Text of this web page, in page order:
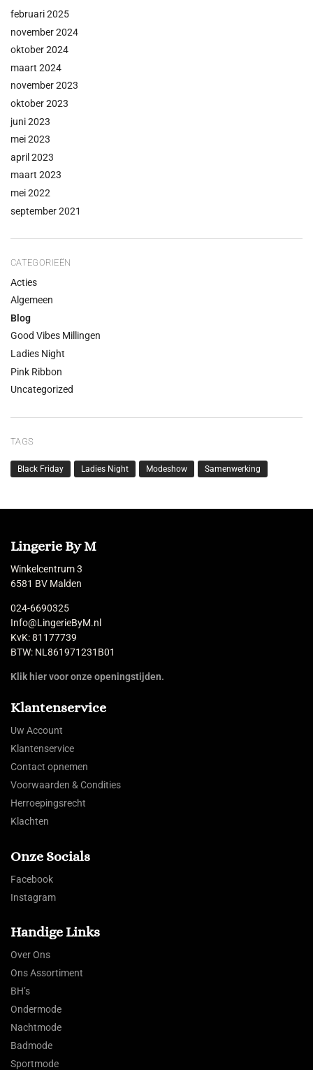
februari 2025
november 2024
oktober 2024
maart 2024
november 2023
oktober 2023
juni 2023
mei 2023
april 2023
maart 2023
mei 2022
september 2021
CATEGORIEËN
Acties
Algemeen
Blog
Good Vibes Millingen
Ladies Night
Pink Ribbon
Uncategorized
TAGS
Black Friday Ladies Night Modeshow Samenwerking
Lingerie By M
Winkelcentrum 3
6581 BV Malden
024-6690325
Info@LingerieByM.nl
KvK: 81177739
BTW: NL861971231B01
Klik hier voor onze openingstijden.
Klantenservice
Uw Account
Klantenservice
Contact opnemen
Voorwaarden & Condities
Herroepingsrecht
Klachten
Onze Socials
Facebook
Instagram
Handige Links
Over Ons
Ons Assortiment
BH’s
Ondermode
Nachtmode
Badmode
Sportmode